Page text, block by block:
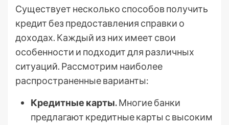
Существует несколько способов получить
кредит без предоставления справки о
доходах. Каждый из них имеет свои
особенности и подходит для различных
ситуаций. Рассмотрим наиболее
распространенные варианты:
Кредитные карты.Многие банки
предлагают кредитные карты с высоким